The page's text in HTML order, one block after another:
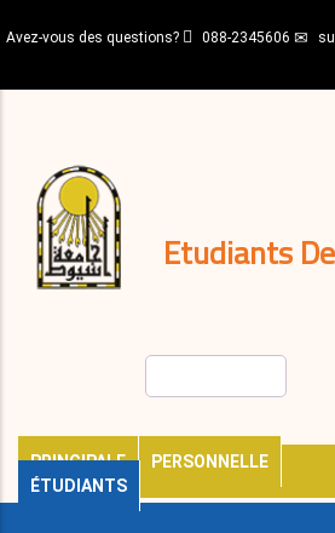
au
principal
Avez-vous des questions? 088-2345606
Etudiants
PRINCIPALE
PERSONNELLE
ÉTUDIANTS
décisions
Expatriés
Journal